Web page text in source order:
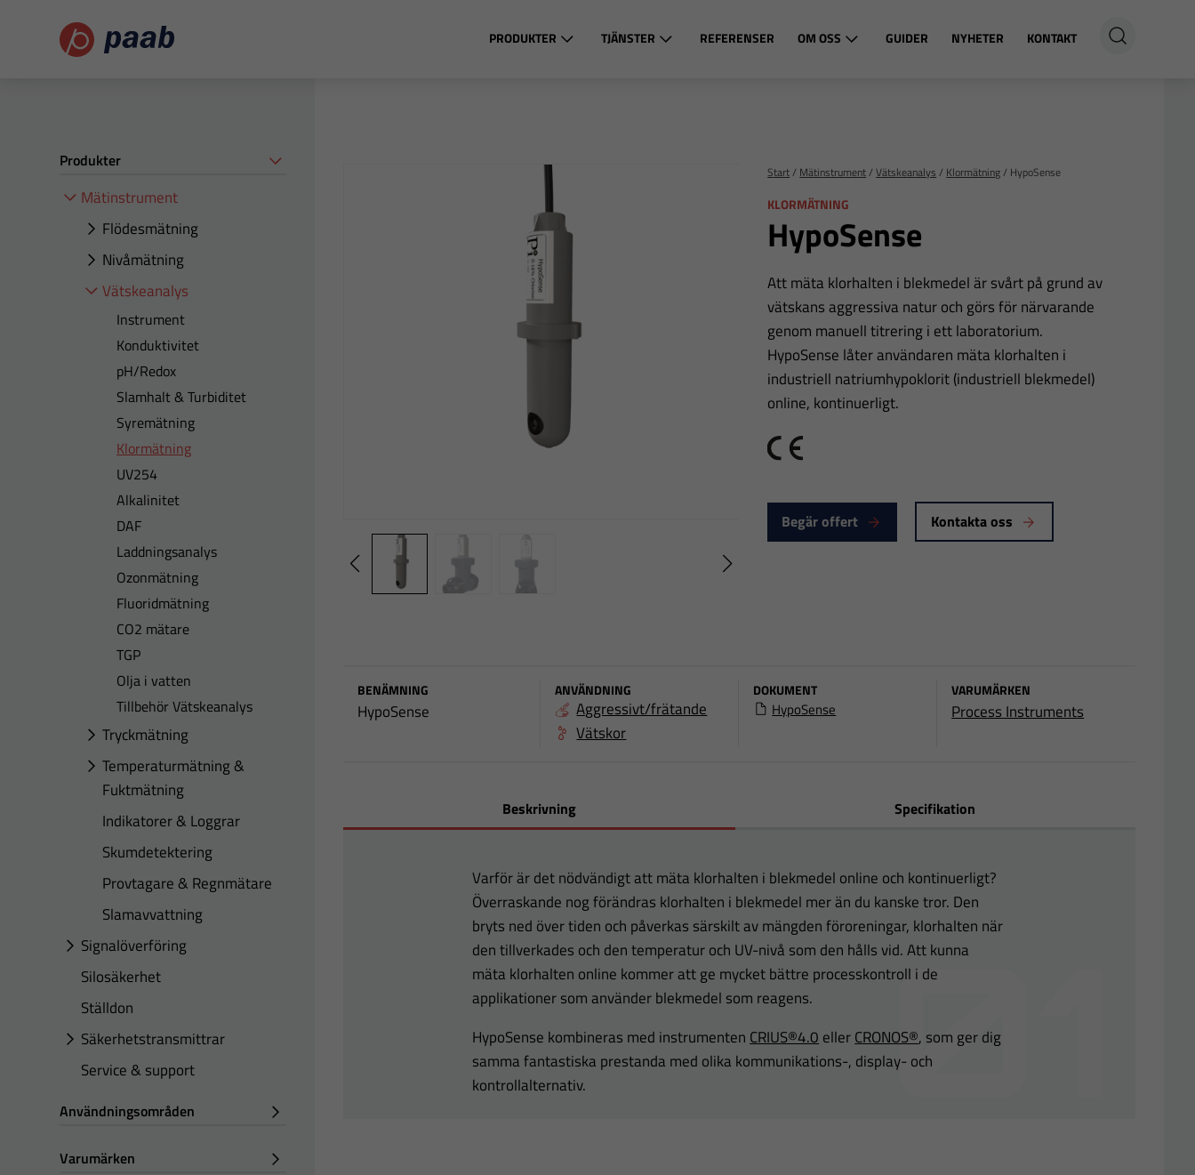
PRODUKTER TJÄNSTER REFERENSER OM OSS GUIDER NYHETER KONTAKT
Produkter
Mätinstrument
Flödesmätning
Nivåmätning
Vätskeanalys
Instrument
Konduktivitet
pH/Redox
Slamhalt & Turbiditet
Syremätning
Klormätning
UV254
Alkalinitet
DAF
Laddningsanalys
Ozonmätning
Fluoridmätning
CO2 mätare
TGP
Olja i vatten
Tillbehör Vätskeanalys
Tryckmätning
Temperaturmätning &
Fuktmätning
Indikatorer & Loggrar
Skumdetektering
Provtagare & Regnmätare
Slamavvattning
Signalöverföring
Silosäkerhet
Ställdon
Säkerhetstransmittrar
Service & support
Användningsområden
Varumärken
Start/ Mätinstrument/Vätskeanalys / Klormätning/ HypoSense
KLORMÄTNING
HypoSense
Att mäta klorhalten i blekmedel är svårt på grund av
vätskans aggressiva natur och görs för närvarande
genom manuell titrering i ett laboratorium.
HypoSense låter användaren mäta klorhalten i
industriell natriumhypoklorit (industriell blekmedel)
online, kontinuerligt.
CE
Begär offert Kontakta oss
BENÄMNING
HypoSense
ANVÄNDNING
Aggressivt/frätande
Vätskor
DOKUMENT
HypoSense
VARUMÄRKEN
Process Instruments
Beskrivning Specifikation
Varför är det nödvändigt att mäta klorhalten i blekmedel online och kontinuerligt?
Överraskande nog förändras klorhalten i blekmedel mer än du kanske tror. Den
bryts ned över tiden och påverkas särskilt av mängden föroreningar, klorhalten när
den tillverkades och den temperatur och UV-nivå som den hålls vid. Att kunna
mäta klorhalten online kommer att ge mycket bättre processkontroll i de
applikationer som använder blekmedel som reagens.
HypoSense kombineras med instrumenten CRIUS®4.0 ellerCRONOS®, som ger dig
samma fantastiska prestanda med olika kommunikations-, display- och
kontrollalternativ.